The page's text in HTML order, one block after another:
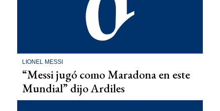
LIONEL MESSI
“Messi jugó como Maradona en este
Mundial” dijo Ardiles